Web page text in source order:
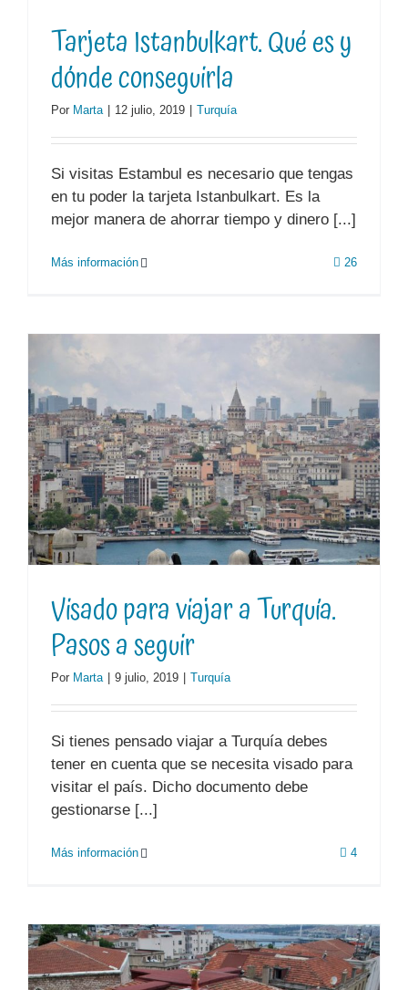
Tarjeta Istanbulkart. Qué es y
dónde conseguirla
Por Marta 12 julio, 2019 Turquía
Si visitas Estambul es necesario que tengas
en tu poder la tarjeta Istanbulkart. Es la
mejor manera de ahorrar tiempo y dinero [...]
Más información 26
Visado para viajar a Turquía.
Pasos a seguir
Por Marta 9 julio, 2019 Turquía
Si tienes pensado viajar a Turquía debes
tener en cuenta que se necesita visado para
visitar el país. Dicho documento debe
gestionarse [...]
Más información 4